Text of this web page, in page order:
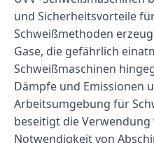
und Sicherheitsvorteile
Schweißmethoden
Gase, die gefährlich
Schweißmaschinen
Dämpfe und Emissionen
Arbeitsumgebung für
beseitigt die
Notwendigkeit von